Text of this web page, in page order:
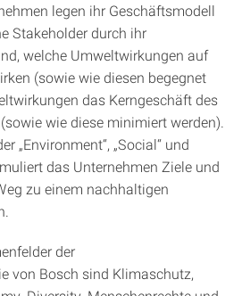
legen ihr Geschäftsmodell
Stakeholder durch ihr
welche Umweltwirkungen auf
(sowie wie diesen begegnet
das Kerngeschäft des
wie diese minimiert werden).
„Environment“, „Social“ und
das Unternehmen Ziele und
zu einem nachhaltigen
der
von Bosch sind Klimaschutz,